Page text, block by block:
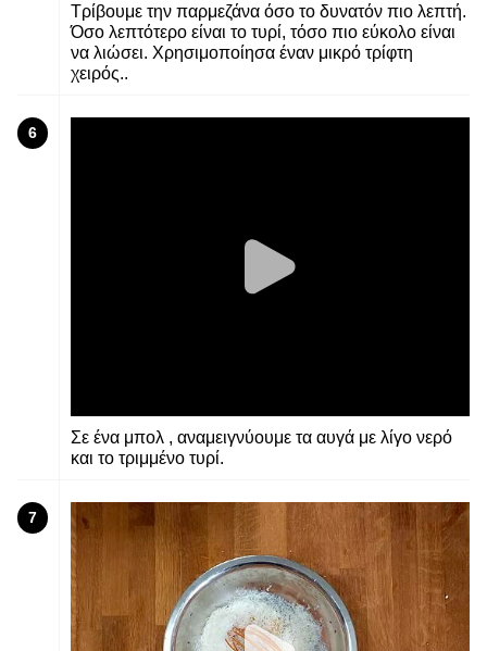
Τρίβουμε την παρμεζάνα όσο το δυνατόν πιο λεπτή.
Όσο λεπτότερο είναι το τυρί, τόσο πιο εύκολο είναι
να λιώσει. Χρησιμοποίησα έναν μικρό τρίφτη
χειρός..
6
Σε ένα μπολ , αναμειγνύουμε τα αυγά με λίγο νερό
και το τριμμένο τυρί.
7